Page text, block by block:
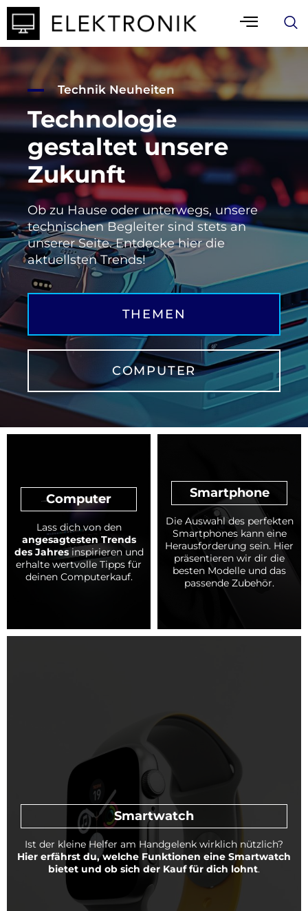
Technik Neuheiten
Technologie
gestaltet unsere
Zukunft
Ob zu Hause oder unterwegs, unsere
technischen Begleiter sind stets an
unserer Seite. Entdecke hier die
aktuellsten Trends!
THEMEN
COMPUTER
Computer
Lass dich von den
angesagtesten Trends
des Jahresinspirieren und
erhalte wertvolle Tipps für
deinen Computerkauf.
Smartphone
Die Auswahl des perfekten
Smartphones kann eine
Herausforderung sein. Hier
präsentieren wir dir die
besten Modelle und das
passende Zubehör.
Smartwatch
Ist der kleine Helfer am Handgelenk wirklich nützlich?
Hier erfährst du, welche Funktionen eine Smartwatch
bietet und ob sich der Kauf für dich lohnt.